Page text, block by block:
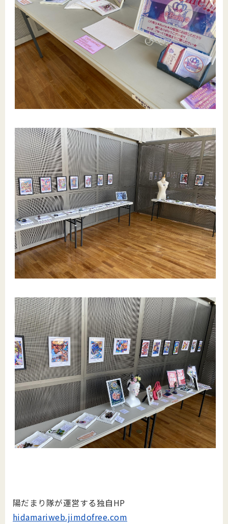
陽だまり隊が運営する独自HP
hidamariweb.jimdofree.com